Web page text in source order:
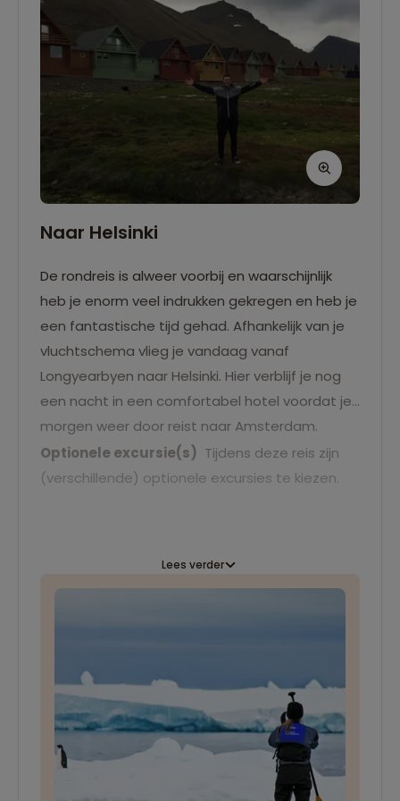
aan boord verzamelen we ons na het diner op
de boeg van het schil in helder daglicht. We
passeren namelijk een unieke grens, 80 graden
noorderbreedte waarbij we nog slechts
zeshonderd kilometer verwijderd zijn van het
meest noordelijke punt op aarde. We eindigen
de dag met een bezoek aan een kleine atol
achtige eilandengroep waar de walrussen door
een lage zeespiegel heerlijk genieten van de
Naar Helsinki
De rondreis is alweer voorbij en waarschijnlijk
heb je enorm veel indrukken gekregen en heb je
een fantastische tijd gehad. Afhankelijk van je
vluchtschema vlieg je vandaag vanaf
Longyearbyen naar Helsinki. Hier verblijf je nog
een nacht in een comfortabel hotel voordat je
morgen weer door reist naar Amsterdam.
Optionele excursie(s) Tijdens deze reis zijn
(verschillende) optionele excursies te kiezen.
Lees verder